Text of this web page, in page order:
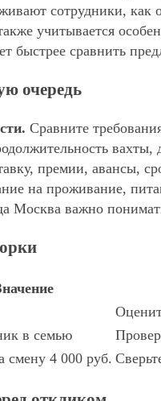
сотрудники,
учитывается
быстрее сравнить
очередь
Сравните
премии, авансы,
на проживание,
Москва важно
в семью
смену 4 000 руб.